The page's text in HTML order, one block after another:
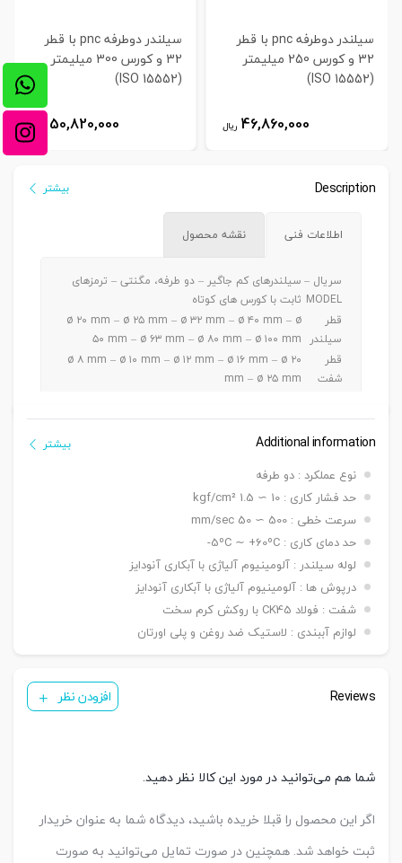
سیلندر دوطرفه pnc با قطر
32 و کورس 250 میلیمتر
(ISO 15552)
46,860,000 ریال
سیلندر دوطرفه pnc با قطر
32 و کورس 300 میلیمتر
(ISO 15552)
50,820,000 ریال
Description بیشتر
اطلاعات فنی نقشه محصول
سریال –
MODEL
سیلندرهای کم جاگیر – دو طرفه، مگنتی – ترمزهای
ثابت با کورس های کوتاه
قطر
سیلندر
ø ۲۰ mm – ø ۲۵ mm – ø ۳۲ mm – ø ۴۰ mm – ø
۵۰ mm – ø ۶۳ mm – ø ۸۰ mm – ø ۱۰۰ mm
قطر
شفت
ø ۸ mm – ø ۱۰ mm – ø ۱۲ mm – ø ۱۶ mm – ø ۲۰
mm – ø ۲۵ mm
~ 50 mm / ø ۶۳-۸۰-۱۰۰mm a 5 ~ 100 mm
دنده
دنده ماندگی ,دنده نری
بست
نصبی
شاخه مادگی Y – بست چشمی FI – بست شناور FC
سنسور KT 33 R
تعداد
سنسور
یک عدد ,دو عدد
Additional information
نوع عملکرد : دو طرفه
حد فشار کاری : 10 ∼ 1.5 kgf/cm²
سرعت خطی : 500 ∼ 50 mm/sec
حد دمای کاری : 5ºC ∼ +60ºC-
لوله سیلندر : آلومینیوم آلیاژی با آبکاری آنودایز
درپوش ها : آلومینیوم آلیاژی با آبکاری آنودایز
شفت : فولاد CK45 با روکش کرم سخت
لوازم آببندی : لاستیک ضد روغن و پلی اورتان
بیشتر
Reviews افزودن نظر
شما هم می‌توانید در مورد این کالا نظر دهید.
اگر این محصول را قبلا خریده باشید، دیدگاه شما به عنوان خریدار
ثبت خواهد شد. همچنین در صورت تمایل می‌توانید به صورت